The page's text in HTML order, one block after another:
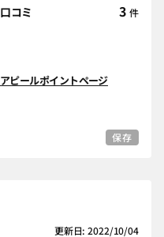
口コミ
3 件
アピールポイントページ
保存
更新日: 2022/10/04